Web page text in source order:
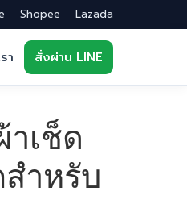
Shopee Lazada
า สั่งผ่าน LINE
เช็ด
ำหรับ